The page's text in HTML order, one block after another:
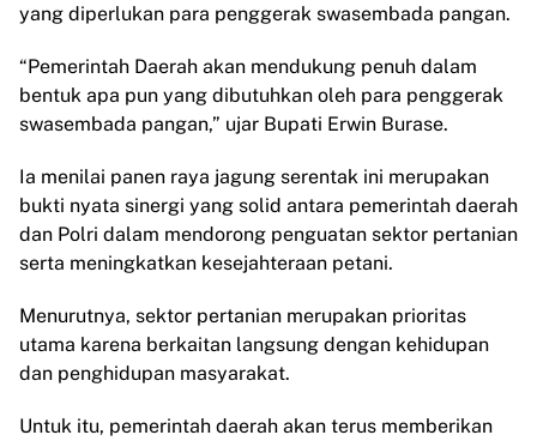
yang diperlukan para penggerak swasembada pangan.
“Pemerintah Daerah akan mendukung penuh dalam
bentuk apa pun yang dibutuhkan oleh para penggerak
swasembada pangan,” ujar Bupati Erwin Burase.
Ia menilai panen raya jagung serentak ini merupakan
bukti nyata sinergi yang solid antara pemerintah daerah
dan Polri dalam mendorong penguatan sektor pertanian
serta meningkatkan kesejahteraan petani.
Menurutnya, sektor pertanian merupakan prioritas
utama karena berkaitan langsung dengan kehidupan
dan penghidupan masyarakat.
Untuk itu, pemerintah daerah akan terus memberikan